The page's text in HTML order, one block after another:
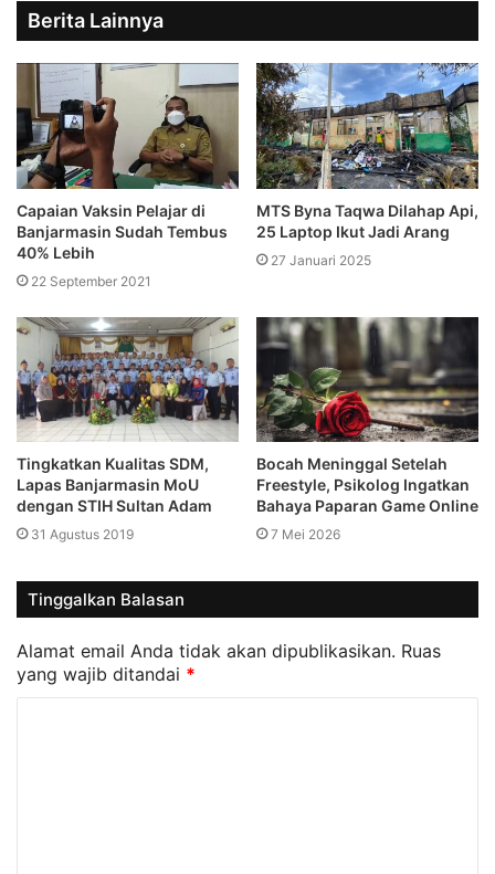
Berita Lainnya
Capaian Vaksin Pelajar di
Banjarmasin Sudah Tembus
40% Lebih
22 September 2021
MTS Byna Taqwa Dilahap Api,
25 Laptop Ikut Jadi Arang
27 Januari 2025
Tingkatkan Kualitas SDM,
Lapas Banjarmasin MoU
dengan STIH Sultan Adam
31 Agustus 2019
Bocah Meninggal Setelah
Freestyle, Psikolog Ingatkan
Bahaya Paparan Game Online
7 Mei 2026
Tinggalkan Balasan
Alamat email Anda tidak akan dipublikasikan. Ruas
yang wajib ditandai *